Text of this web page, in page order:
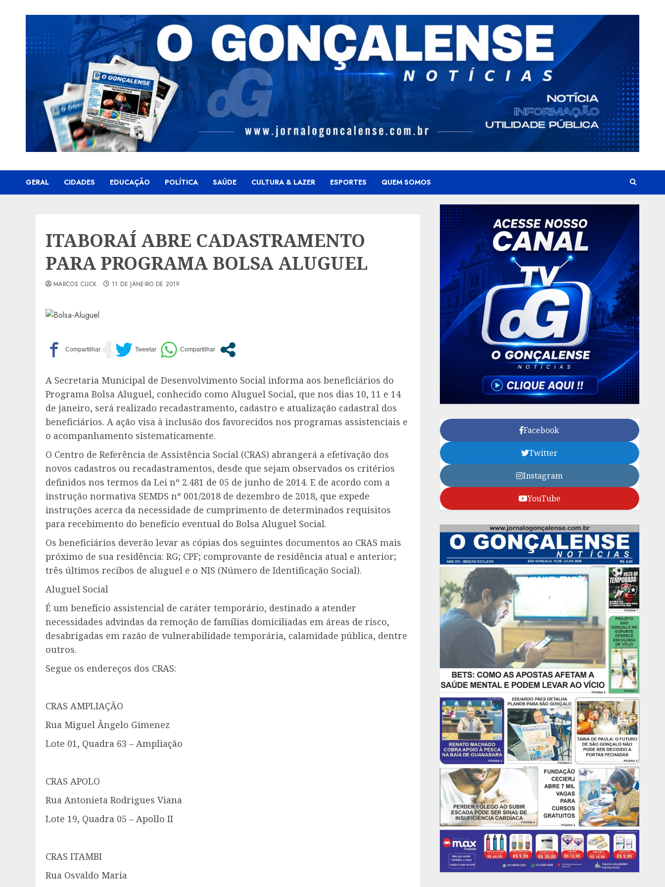
GERAL CIDADES EDUCAÇÃO POLÍTICA SAÚDE CULTURA & LAZER ESPORTES QUEM SOMOS
ITABORAÍ ABRE CADASTRAMENTO
PARA PROGRAMA BOLSA ALUGUEL
MARCOS CLICK 11 DE JANEIRO DE 2019
A Secretaria Municipal de Desenvolvimento Social informa aos beneficiários do
Programa Bolsa Aluguel, conhecido como Aluguel Social, que nos dias 10, 11 e 14
de janeiro, será realizado recadastramento, cadastro e atualização cadastral dos
beneficiários. A ação visa à inclusão dos favorecidos nos programas assistenciais e
o acompanhamento sistematicamente.
O Centro de Referência de Assistência Social (CRAS) abrangerá a efetivação dos
novos cadastros ou recadastramentos, desde que sejam observados os critérios
definidos nos termos da Lei nº 2.481 de 05 de junho de 2014. E de acordo com a
instrução normativa SEMDS nº 001/2018 de dezembro de 2018, que expede
instruções acerca da necessidade de cumprimento de determinados requisitos
para recebimento do benefício eventual do Bolsa Aluguel Social.
Os beneficiários deverão levar as cópias dos seguintes documentos ao CRAS mais
próximo de sua residência: RG; CPF; comprovante de residência atual e anterior;
três últimos recibos de aluguel e o NIS (Número de Identificação Social).
Aluguel Social
É um benefício assistencial de caráter temporário, destinado a atender
necessidades advindas da remoção de famílias domiciliadas em áreas de risco,
desabrigadas em razão de vulnerabilidade temporária, calamidade pública, dentre
outros.
Segue os endereços dos CRAS:
CRAS AMPLIAÇÃO
Rua Miguel Ângelo Gimenez
Lote 01, Quadra 63 – Ampliação
CRAS APOLO
Rua Antonieta Rodrigues Viana
Lote 19, Quadra 05 – Apollo II
CRAS ITAMBI
Rua Osvaldo Maria
Facebook
Twitter
Instagram
YouTube